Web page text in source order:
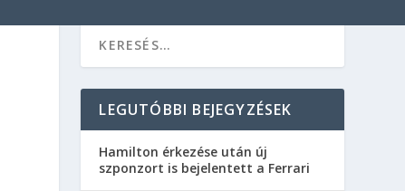
LEGUTÓBBI BEJEGYZÉSEK
Hamilton érkezése után új
szponzort is bejelentett a Ferrari